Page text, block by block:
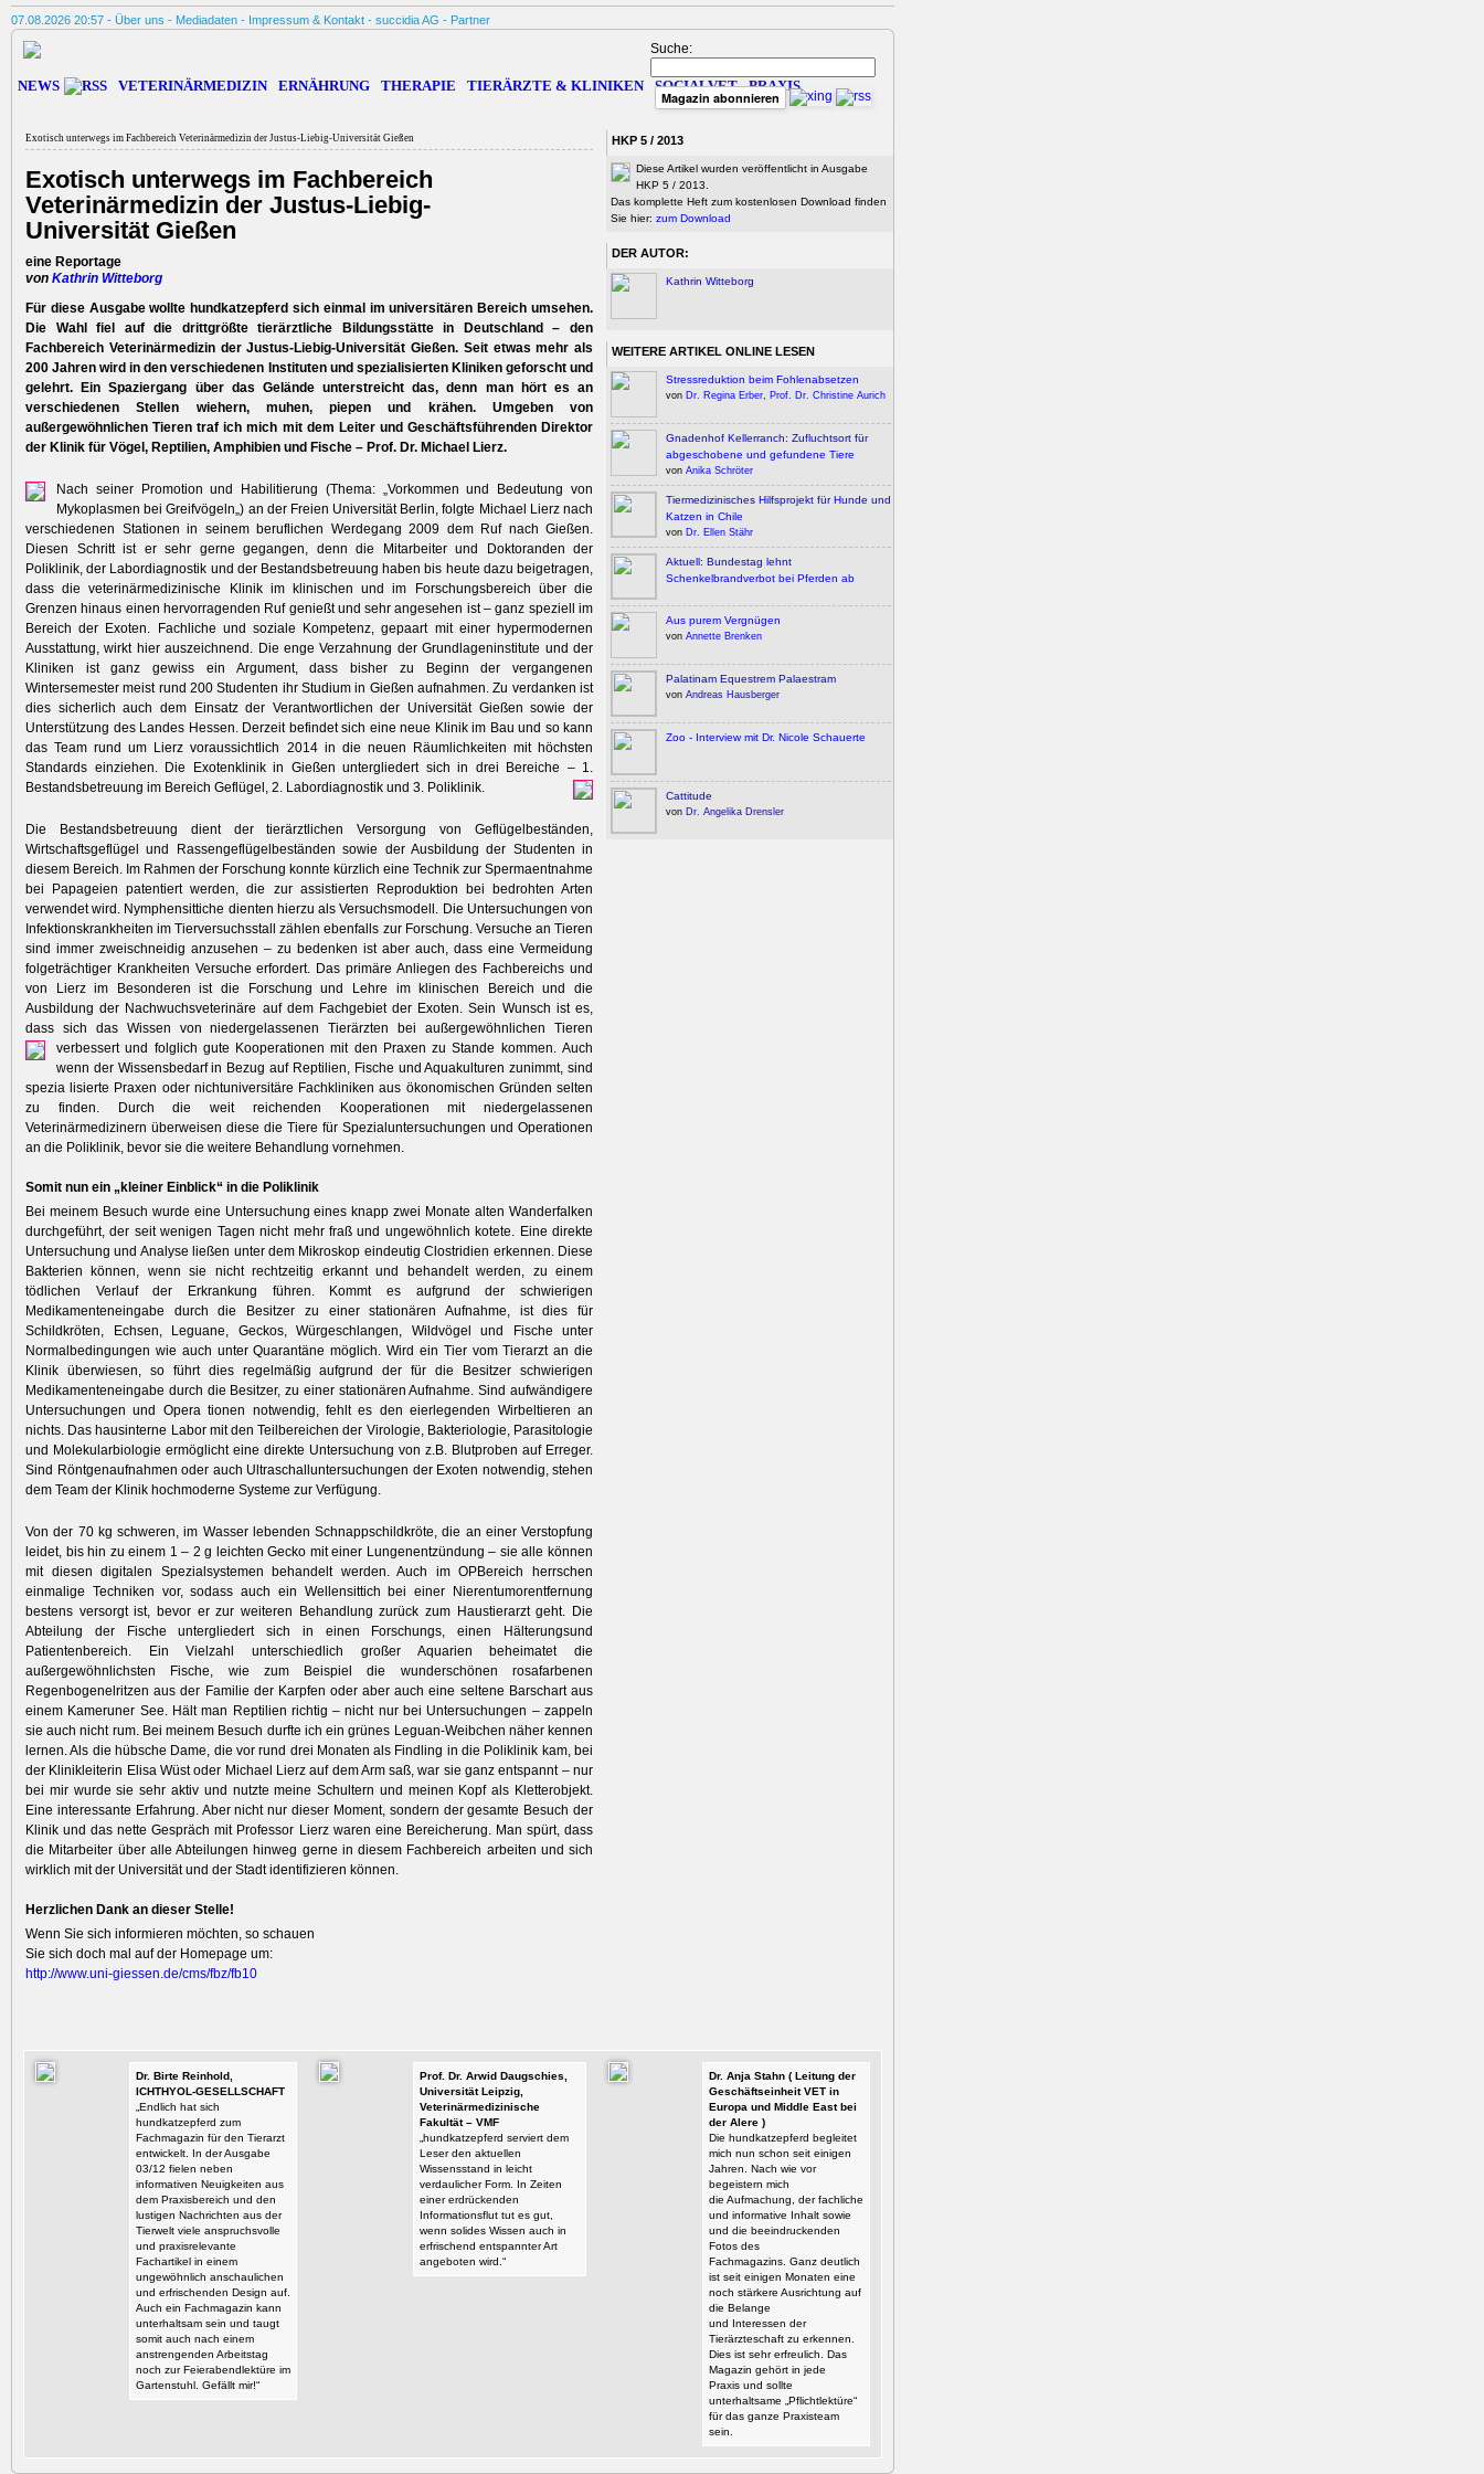
07.08.2026 20:57 - Über uns - Mediadaten - Impressum & Kontakt - succidia AG - Partner
Suche:
Magazin abonnieren
NEWS VETERINÄRMEDIZIN ERNÄHRUNG THERAPIE TIERÄRZTE & KLINIKEN SOCIALVET PRAXIS
Exotisch unterwegs im Fachbereich Veterinärmedizin der Justus-Liebig-Universität Gießen
Exotisch unterwegs im Fachbereich
Veterinärmedizin der Justus-Liebig-
Universität Gießen
eine Reportage
von Kathrin Witteborg
Für diese Ausgabe wollte hundkatzepferd sich einmal im universitären Bereich umsehen.
Die Wahl fiel auf die drittgrößte tierärztliche Bildungsstätte in Deutschland – den
Fachbereich Veterinärmedizin der Justus-Liebig-Universität Gießen. Seit etwas mehr als
200 Jahren wird in den verschiedenen Instituten und spezialisierten Kliniken geforscht und
gelehrt. Ein Spaziergang über das Gelände unterstreicht das, denn man hört es an
verschiedenen Stellen wiehern, muhen, piepen und krähen. Umgeben von
außergewöhnlichen Tieren traf ich mich mit dem Leiter und Geschäftsführenden Direktor
der Klinik für Vögel, Reptilien, Amphibien und Fische – Prof. Dr. Michael Lierz.
Nach seiner Promotion und Habilitierung (Thema: „Vorkommen und Bedeutung von
Mykoplasmen bei Greifvögeln„) an der Freien Universität Berlin, folgte Michael Lierz nach
verschiedenen Stationen in seinem beruflichen Werdegang 2009 dem Ruf nach Gießen.
Diesen Schritt ist er sehr gerne gegangen, denn die Mitarbeiter und Doktoranden der
Poliklinik, der Labordiagnostik und der Bestandsbetreuung haben bis heute dazu beigetragen,
dass die veterinärmedizinische Klinik im klinischen und im Forschungsbereich über die
Grenzen hinaus einen hervorragenden Ruf genießt und sehr angesehen ist – ganz speziell im
Bereich der Exoten. Fachliche und soziale Kompetenz, gepaart mit einer hypermodernen
Ausstattung, wirkt hier auszeichnend. Die enge Verzahnung der Grundlageninstitute und der
Kliniken ist ganz gewiss ein Argument, dass bisher zu Beginn der vergangenen
Wintersemester meist rund 200 Studenten ihr Studium in Gießen aufnahmen. Zu verdanken ist
dies sicherlich auch dem Einsatz der Verantwortlichen der Universität Gießen sowie der
Unterstützung des Landes Hessen. Derzeit befindet sich eine neue Klinik im Bau und so kann
das Team rund um Lierz voraussichtlich 2014 in die neuen Räumlichkeiten mit höchsten
Standards einziehen. Die Exotenklinik in Gießen untergliedert sich in drei Bereiche – 1.
Bestandsbetreuung im Bereich Geflügel, 2. Labordiagnostik und 3. Poliklinik.
Die Bestandsbetreuung dient der tierärztlichen Versorgung von Geflügelbeständen,
Wirtschaftsgeflügel und Rassengeflügelbeständen sowie der Ausbildung der Studenten in
diesem Bereich. Im Rahmen der Forschung konnte kürzlich eine Technik zur Spermaentnahme
bei Papageien patentiert werden, die zur assistierten Reproduktion bei bedrohten Arten
verwendet wird. Nymphensittiche dienten hierzu als Versuchsmodell. Die Untersuchungen von
Infektionskrankheiten im Tierversuchsstall zählen ebenfalls zur Forschung. Versuche an Tieren
sind immer zweischneidig anzusehen – zu bedenken ist aber auch, dass eine Vermeidung
folgeträchtiger Krankheiten Versuche erfordert. Das primäre Anliegen des Fachbereichs und
von Lierz im Besonderen ist die Forschung und Lehre im klinischen Bereich und die
Ausbildung der Nachwuchsveterinäre auf dem Fachgebiet der Exoten. Sein Wunsch ist es,
dass sich das Wissen von niedergelassenen Tierärzten bei außergewöhnlichen Tieren
verbessert und folglich gute Kooperationen mit den Praxen zu Stande kommen. Auch
wenn der Wissensbedarf in Bezug auf Reptilien, Fische und Aquakulturen zunimmt, sind
spezia lisierte Praxen oder nichtuniversitäre Fachkliniken aus ökonomischen Gründen selten
zu finden. Durch die weit reichenden Kooperationen mit niedergelassenen
Veterinärmedizinern überweisen diese die Tiere für Spezialuntersuchungen und Operationen
an die Poliklinik, bevor sie die weitere Behandlung vornehmen.
Somit nun ein „kleiner Einblick“ in die Poliklinik
Bei meinem Besuch wurde eine Untersuchung eines knapp zwei Monate alten Wanderfalken
durchgeführt, der seit wenigen Tagen nicht mehr fraß und ungewöhnlich kotete. Eine direkte
Untersuchung und Analyse ließen unter dem Mikroskop eindeutig Clostridien erkennen. Diese
Bakterien können, wenn sie nicht rechtzeitig erkannt und behandelt werden, zu einem
tödlichen Verlauf der Erkrankung führen. Kommt es aufgrund der schwierigen
Medikamenteneingabe durch die Besitzer zu einer stationären Aufnahme, ist dies für
Schildkröten, Echsen, Leguane, Geckos, Würgeschlangen, Wildvögel und Fische unter
Normalbedingungen wie auch unter Quarantäne möglich. Wird ein Tier vom Tierarzt an die
Klinik überwiesen, so führt dies regelmäßig aufgrund der für die Besitzer schwierigen
Medikamenteneingabe durch die Besitzer, zu einer stationären Aufnahme. Sind aufwändigere
Untersuchungen und Opera tionen notwendig, fehlt es den eierlegenden Wirbeltieren an
nichts. Das hausinterne Labor mit den Teilbereichen der Virologie, Bakteriologie, Parasitologie
und Molekularbiologie ermöglicht eine direkte Untersuchung von z.B. Blutproben auf Erreger.
Sind Röntgenaufnahmen oder auch Ultraschalluntersuchungen der Exoten notwendig, stehen
dem Team der Klinik hochmoderne Systeme zur Verfügung.
Von der 70 kg schweren, im Wasser lebenden Schnappschildkröte, die an einer Verstopfung
leidet, bis hin zu einem 1 – 2 g leichten Gecko mit einer Lungenentzündung – sie alle können
mit diesen digitalen Spezialsystemen behandelt werden. Auch im OPBereich herrschen
einmalige Techniken vor, sodass auch ein Wellensittich bei einer Nierentumorentfernung
bestens versorgt ist, bevor er zur weiteren Behandlung zurück zum Haustierarzt geht. Die
Abteilung der Fische untergliedert sich in einen Forschungs, einen Hälterungsund
Patientenbereich. Ein Vielzahl unterschiedlich großer Aquarien beheimatet die
außergewöhnlichsten Fische, wie zum Beispiel die wunderschönen rosafarbenen
Regenbogenelritzen aus der Familie der Karpfen oder aber auch eine seltene Barschart aus
einem Kameruner See. Hält man Reptilien richtig – nicht nur bei Untersuchungen – zappeln
sie auch nicht rum. Bei meinem Besuch durfte ich ein grünes Leguan-Weibchen näher kennen
lernen. Als die hübsche Dame, die vor rund drei Monaten als Findling in die Poliklinik kam, bei
der Klinikleiterin Elisa Wüst oder Michael Lierz auf dem Arm saß, war sie ganz entspannt – nur
bei mir wurde sie sehr aktiv und nutzte meine Schultern und meinen Kopf als Kletterobjekt.
Eine interessante Erfahrung. Aber nicht nur dieser Moment, sondern der gesamte Besuch der
Klinik und das nette Gespräch mit Professor Lierz waren eine Bereicherung. Man spürt, dass
die Mitarbeiter über alle Abteilungen hinweg gerne in diesem Fachbereich arbeiten und sich
wirklich mit der Universität und der Stadt identifizieren können.
Herzlichen Dank an dieser Stelle!
Wenn Sie sich informieren möchten, so schauen
Sie sich doch mal auf der Homepage um:
http://www.uni-giessen.de/cms/fbz/fb10
HKP 5 / 2013
Diese Artikel wurden veröffentlicht in Ausgabe
HKP 5 / 2013.
Das komplette Heft zum kostenlosen Download finden
Sie hier: zum Download
DER AUTOR:
Kathrin Witteborg
WEITERE ARTIKEL ONLINE LESEN
Stressreduktion beim Fohlenabsetzen
von Dr. Regina Erber, Prof. Dr. Christine Aurich
Gnadenhof Kellerranch: Zufluchtsort für
abgeschobene und gefundene Tiere
von Anika Schröter
Tiermedizinisches Hilfsprojekt für Hunde und
Katzen in Chile
von Dr. Ellen Stähr
Aktuell: Bundestag lehnt
Schenkelbrandverbot bei Pferden ab
Aus purem Vergnügen
von Annette Brenken
Palatinam Equestrem Palaestram
von Andreas Hausberger
Zoo - Interview mit Dr. Nicole Schauerte
Cattitude
von Dr. Angelika Drensler
Dr. Birte Reinhold,
ICHTHYOL-GESELLSCHAFT
„Endlich hat sich
hundkatzepferd zum
Fachmagazin für den Tierarzt
entwickelt. In der Ausgabe
03/12 fielen neben
informativen Neuigkeiten aus
dem Praxisbereich und den
lustigen Nachrichten aus der
Tierwelt viele anspruchsvolle
und praxisrelevante
Fachartikel in einem
ungewöhnlich anschaulichen
und erfrischenden Design auf.
Auch ein Fachmagazin kann
unterhaltsam sein und taugt
somit auch nach einem
anstrengenden Arbeitstag
noch zur Feierabendlektüre im
Gartenstuhl. Gefällt mir!“
Prof. Dr. Arwid Daugschies,
Universität Leipzig,
Veterinärmedizinische
Fakultät – VMF
„hundkatzepferd serviert dem
Leser den aktuellen
Wissensstand in leicht
verdaulicher Form. In Zeiten
einer erdrückenden
Informationsflut tut es gut,
wenn solides Wissen auch in
erfrischend entspannter Art
angeboten wird.“
Dr. Anja Stahn ( Leitung der
Geschäftseinheit VET in
Europa und Middle East bei
der Alere )
Die hundkatzepferd begleitet
mich nun schon seit einigen
Jahren. Nach wie vor
begeistern mich
die Aufmachung, der fachliche
und informative Inhalt sowie
und die beeindruckenden
Fotos des
Fachmagazins. Ganz deutlich
ist seit einigen Monaten eine
noch stärkere Ausrichtung auf
die Belange
und Interessen der
Tierärzteschaft zu erkennen.
Dies ist sehr erfreulich. Das
Magazin gehört in jede
Praxis und sollte
unterhaltsame „Pflichtlektüre“
für das ganze Praxisteam
sein.